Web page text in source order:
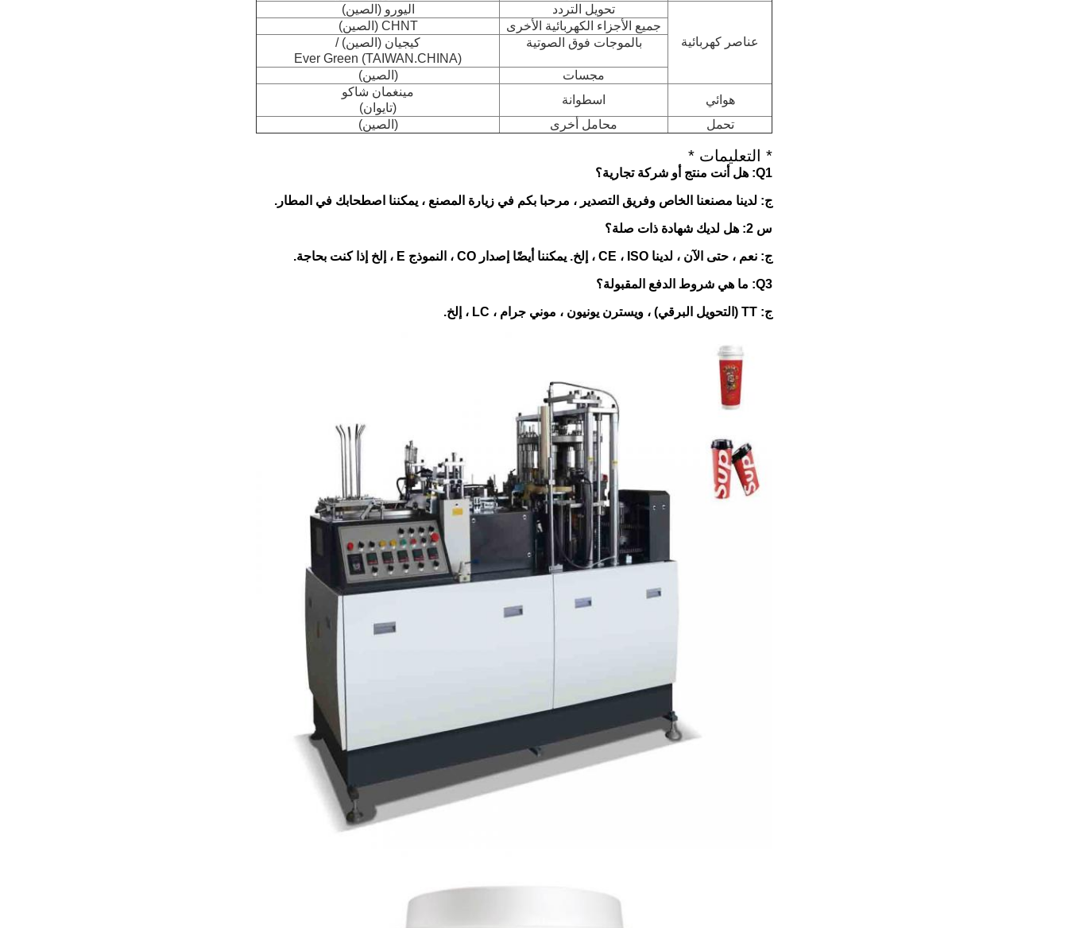
عناصر كهربائية
تحويل التردد
اليورو (الصين)
جميع الأجزاء الكهربائية الأخرى
CHNT (الصين)
بالموجات فوق الصوتية
كيجيان (الصين) /
Ever Green (TAIWAN.CHINA)
مجسات
(الصين)
هوائي
اسطوانة
مينغمان شاكو
(تايوان)
تحمل
محامل أخرى (الصين)
* التعليمات *
Q1: هل أنت منتج أو شركة تجارية؟
ج: لدينا مصنعنا الخاص وفريق التصدير ، مرحبا بكم في زيارة المصنع ، يمكننا اصطحابك في المطار.
س 2: هل لديك شهادة ذات صلة؟
ج: نعم ، حتى الآن ، لدينا CE ، ISO ، إلخ. يمكننا أيضًا إصدار CO ، النموذج E ، إلخ إذا كنت بحاجة.
Q3: ما هي شروط الدفع المقبولة؟
ج: TT (التحويل البرقي) ، ويسترن يونيون ، موني جرام ، LC ، إلخ.